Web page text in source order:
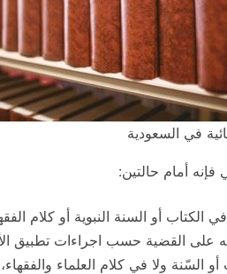
في السعودية
أمام حالتين:
أو السنة النبوية أو كلام
على القضية حسب اجراءات تطبيق
السّنة ولا في كلام العلماء